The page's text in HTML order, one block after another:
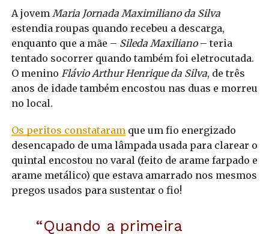
A jovem Maria Jornada Maximiliano da Silva
estendia roupas quando recebeu a descarga,
enquanto que a mãe – Sileda Maxiliano– teria
tentado socorrer quando também foi eletrocutada.
O menino Flávio Arthur Henrique da Silva, de três
anos de idade também encostou nas duas e morreu
no local.
Os peritos constataramque um fio energizado
desencapado de uma lâmpada usada para clarear o
quintal encostou no varal (feito de arame farpado e
arame metálico) que estava amarrado nos mesmos
pregos usados para sustentar o fio!
“Quando a primeira